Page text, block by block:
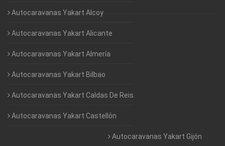
Autocaravanas Yakart Alcoy
Autocaravanas Yakart Alicante
Autocaravanas Yakart Almería
Autocaravanas Yakart Bilbao
Autocaravanas Yakart Caldas De Reis
Autocaravanas Yakart Castellón
Autocaravanas Yakart Gijón